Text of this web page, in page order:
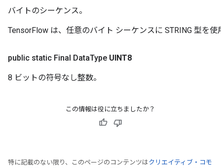
バイトのシーケンス。
TensorFlow は、任意のバイト シーケンスに STRING 型を使
public static Final DataType UINT8
8 ビットの符号なし整数。
この情報は役に立ちましたか？
特に記載のない限り、このページのコンテンツはクリエイティブ・コモ